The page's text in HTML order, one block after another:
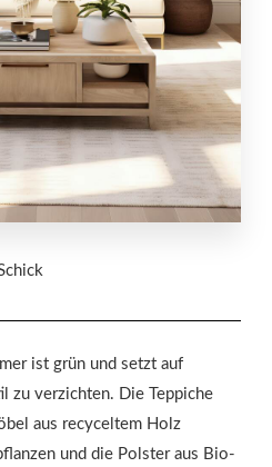
ist grün und setzt auf
zu verzichten. Die Teppiche
aus recyceltem Holz
und die Polster aus Bio-